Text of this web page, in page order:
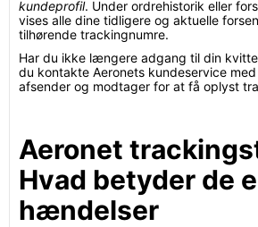
kundeprofil. Under ordrehistorik eller
vises alle dine tidligere og aktuelle
tilhørende trackingnumre.
Har du ikke længere adgang til din
du kontakte Aeronets kundeservice
afsender og modtager for at få oplyst
Aeronet
Hvad betyder de
hændelser